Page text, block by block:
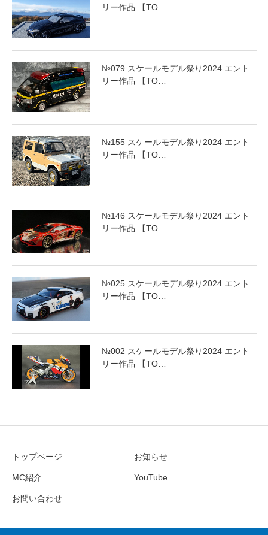
リー作品 【TO…
№079 スケールモデル祭り2024 エント
リー作品 【TO…
№155 スケールモデル祭り2024 エント
リー作品 【TO…
№146 スケールモデル祭り2024 エント
リー作品 【TO…
№025 スケールモデル祭り2024 エント
リー作品 【TO…
№002 スケールモデル祭り2024 エント
リー作品 【TO…
トップページ お知らせ
MC紹介 YouTube
お問い合わせ